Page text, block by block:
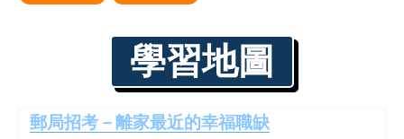
學習地圖
郵局招考－離家最近的幸福職缺